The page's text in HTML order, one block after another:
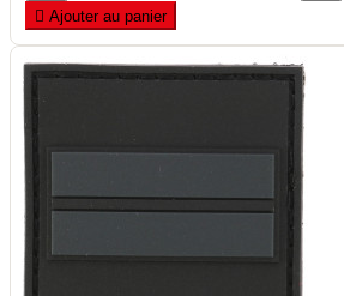
 Ajouter au panier